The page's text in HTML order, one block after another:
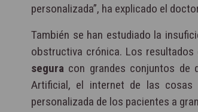
personalizada”, ha explicado el
También se han estudiado la
obstructiva crónica. Los
segura con grandes conjuntos de
Artificial, el internet de las
personalizada de los pacientes a